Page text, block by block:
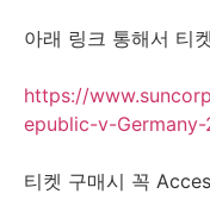
아래 링크 통해서 티
https://
epublic-v-
티켓 구매시 꼭